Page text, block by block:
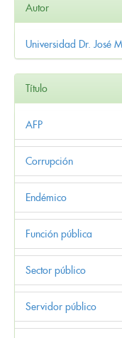
Autor
Universidad Dr. José
Título
AFP
Corrupción
Endémico
Función pública
Sector público
Servidor público